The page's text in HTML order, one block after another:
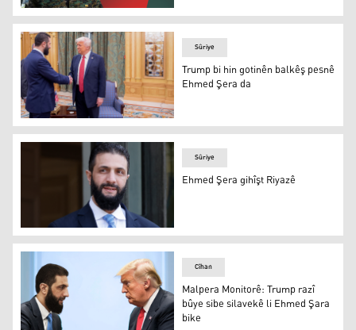
Mezlûm Ebdî: Çi pêşniyarek bi min nehatiye dan ku
Donald Trump û Ehmed Şera
Sûriye
Trump bi hin gotinên balkêş pesnê
Ehmed Şera da
Ehmed Şera
Sûriye
Ehmed Şera gihîşt Riyazê
Cîhan
Malpera Monitorê: Trump razî
bûye sibe silavekê li Ehmed Şara
bike